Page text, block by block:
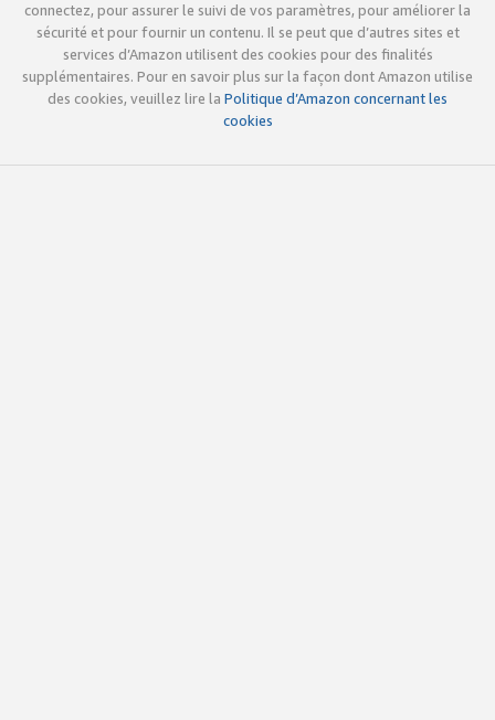
connectez, pour assurer le suivi de vos paramètres, pour améliorer la
sécurité et pour fournir un contenu. Il se peut que d’autres sites et
services d’Amazon utilisent des cookies pour des finalités
supplémentaires. Pour en savoir plus sur la façon dont Amazon utilise
des cookies, veuillez lire la Politique d’Amazon concernant les
cookies